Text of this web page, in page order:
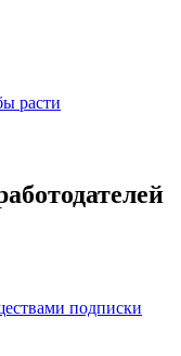
расти
подписки